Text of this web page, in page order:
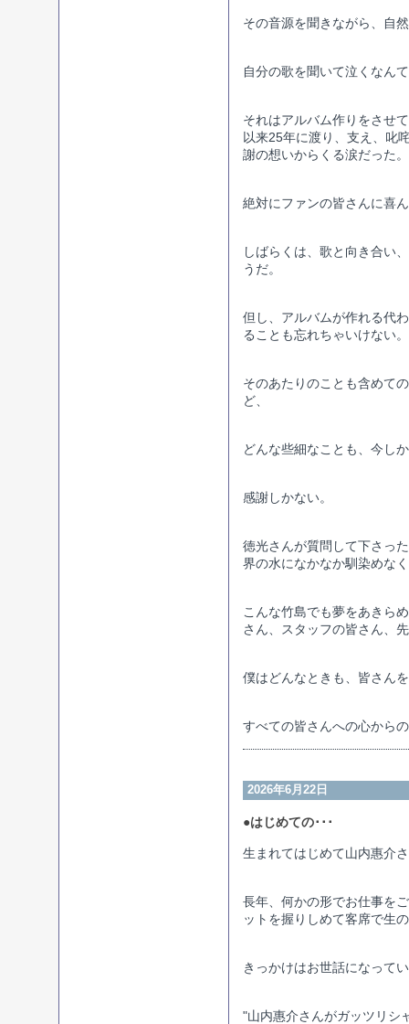
その音源を聞きながら、自
自分の歌を聞いて泣くなん
それはアルバム作りをさせ
以来25年に渡り、支え、叱
謝の想いからくる涙だった。
絶対にファンの皆さんに喜
しばらくは、歌と向き合い
うだ。
但し、アルバムが作れる代
ることも忘れちゃいけない。
そのあたりのことも含めて
ど、
どんな些細なことも、今し
感謝しかない。
徳光さんが質問して下さっ
界の水になかなか馴染めな
こんな竹島でも夢をあきら
さん、スタッフの皆さん、
僕はどんなときも、皆さん
すべての皆さんへの心から
2026年6月22日
●はじめての･･･
生まれてはじめて山内惠介
長年、何かの形でお仕事を
ットを握りしめて客席で生
きっかけはお世話になって
"山内惠介さんがガッツリシ